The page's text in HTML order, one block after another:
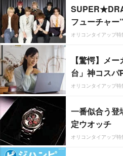
フューチャー”
オリコンタイアップ特
【驚愕】メ
台」神コスパ
オリコンタイアップ特
一番似合う
定ウオッチ
オリコンタイアップ特